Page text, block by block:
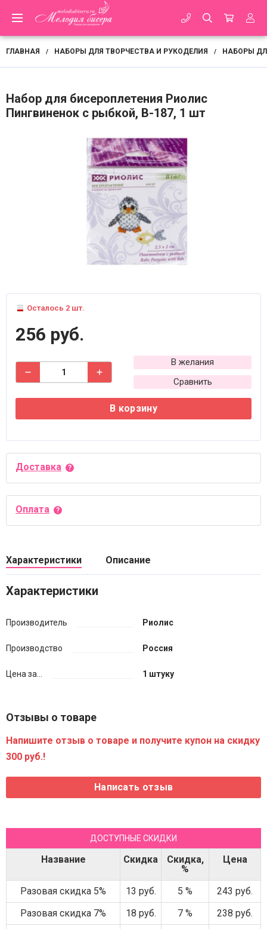
ГЛАВНАЯ / НАБОРЫ ДЛЯ ТВОРЧЕСТВА И РУКОДЕЛИЯ / НАБОРЫ
Набор для бисероплетения Риолис
Пингвиненок с рыбкой, В-187, 1 шт
Осталось 2 шт.
256 руб.
В желания
Сравнить
В корзину
Доставка
Оплата
Характеристики Описание
Характеристики
Производитель Риолис
Производство Россия
Цена за... 1 штуку
Отзывы о товаре
Напишите отзыв о товаре и получите купон на скидку
300 руб.!
ДОСТУПНЫЕ СКИДКИ
Название Скидка
Скидка,
%
Цена
Разовая скидка 5% 13 руб. 5 %
243 руб.
Разовая скидка 7%
18 руб. 7 %
238 руб.